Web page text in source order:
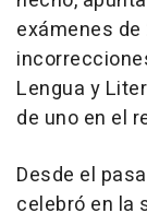
exámenes
Lengua y
de uno en el
Desde el
celebró en la